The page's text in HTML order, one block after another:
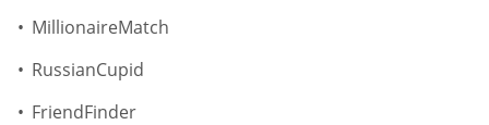
MillionaireMatch
RussianCupid
FriendFinder